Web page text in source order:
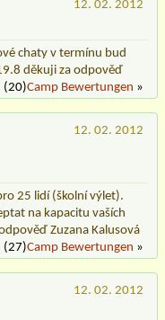
12. 02. 2012
chaty v termínu bud
děkuji za odpověď
(20)Camp Bewertungen »
12. 02. 2012
25 lidí (školní výlet).
na kapacitu vaších
Zuzana Kalusová
(27)Camp Bewertungen »
12. 02. 2012